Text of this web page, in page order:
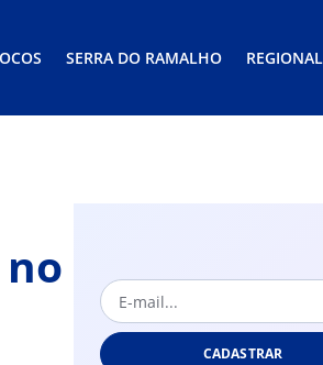
SERRA DO RAMALHO REGIONAL
CADASTRAR